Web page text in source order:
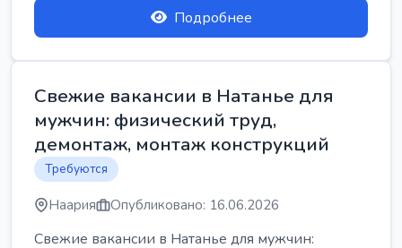
Подробнее
Свежие вакансии в Натанье для
мужчин: физический труд,
демонтаж, монтаж конструкций
Требуются
Наария Опубликовано: 16.06.2026
Свежие вакансии в Натанье для мужчин: